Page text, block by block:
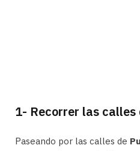
1- Recorrer las calles
Paseando por las calles de